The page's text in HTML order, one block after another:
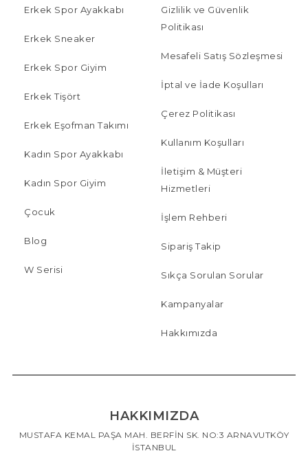
Erkek Spor Ayakkabı
Erkek Sneaker
Erkek Spor Giyim
Erkek Tişört
Erkek Eşofman Takımı
Kadın Spor Ayakkabı
Kadın Spor Giyim
Çocuk
Blog
W Serisi
Gizlilik ve Güvenlik
Politikası
Mesafeli Satış Sözleşmesi
İptal ve İade Koşulları
Çerez Politikası
Kullanım Koşulları
İletişim & Müşteri
Hizmetleri
İşlem Rehberi
Sipariş Takip
Sıkça Sorulan Sorular
Kampanyalar
Hakkımızda
HAKKIMIZDA
MUSTAFA KEMAL PAŞA MAH. BERFİN SK. NO:3 ARNAVUTKÖY
İSTANBUL